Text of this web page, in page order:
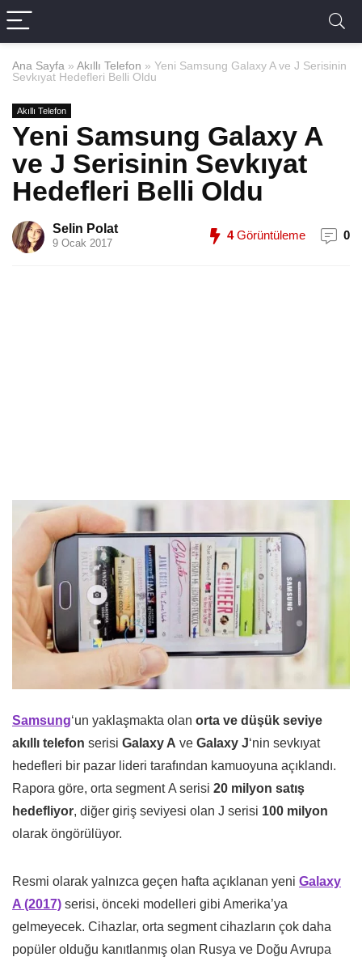
Ana Sayfa » Akıllı Telefon » Yeni Samsung Galaxy A ve J Serisinin
Sevkıyat Hedefleri Belli Oldu
Akıllı Telefon
Yeni Samsung Galaxy A
ve J Serisinin Sevkıyat
Hedefleri Belli Oldu
Selin Polat
9 Ocak 2017
4Görüntüleme 0
Samsung‘un yaklaşmakta olan orta ve düşük seviye
akıllı telefon serisi Galaxy A ve Galaxy J‘nin sevkıyat
hedefleri bir pazar lideri tarafından kamuoyuna açıklandı.
Rapora göre, orta segment A serisi 20 milyon satış
hedefliyor, diğer giriş seviyesi olan J serisi 100 milyon
olarak öngörülüyor.
Resmi olarak yalnızca geçen hafta açıklanan yeni Galaxy
A (2017) serisi, önceki modelleri gibi Amerika’ya
gelmeyecek. Cihazlar, orta segment cihazların çok daha
popüler olduğu kanıtlanmış olan Rusya ve Doğu Avrupa